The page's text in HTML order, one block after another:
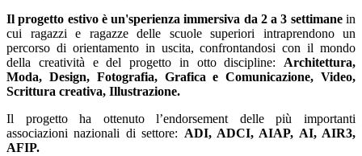
Il progetto estivo è un'sperienza immersiva da 2 a 3 settimanein
cui ragazzi e ragazze delle scuole superiori intraprendono un
percorso di orientamento in uscita, confrontandosi con il mondo
della creatività e del progetto in otto discipline: Architettura,
Moda, Design, Fotografia, Grafica e Comunicazione, Video,
Scrittura creativa, Illustrazione.
Il progetto ha ottenuto l’endorsement delle più importanti
associazioni nazionali di settore: ADI, ADCI, AIAP, AI, AIR3,
AFIP.